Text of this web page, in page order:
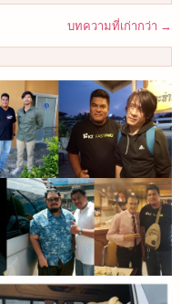
บทความที่เก่ากว่า →